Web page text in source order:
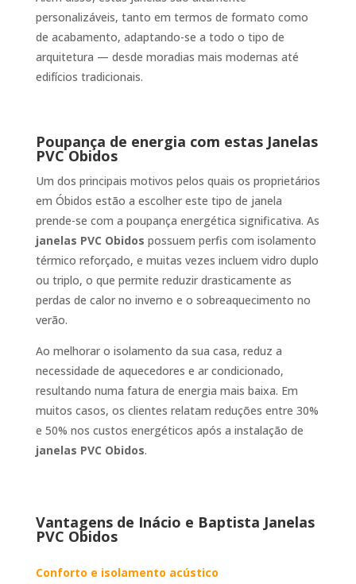
personalizáveis, tanto em termos de formato como
de acabamento, adaptando-se a todo o tipo de
arquitetura — desde moradias mais modernas até
edifícios tradicionais.
Poupança de energia com estas Janelas
PVC Obidos
Um dos principais motivos pelos quais os proprietários
em Óbidos estão a escolher este tipo de janela
prende-se com a poupança energética significativa. As
janelas PVC Obidos possuem perfis com isolamento
térmico reforçado, e muitas vezes incluem vidro duplo
ou triplo, o que permite reduzir drasticamente as
perdas de calor no inverno e o sobreaquecimento no
verão.
Ao melhorar o isolamento da sua casa, reduz a
necessidade de aquecedores e ar condicionado,
resultando numa fatura de energia mais baixa. Em
muitos casos, os clientes relatam reduções entre 30%
e 50% nos custos energéticos após a instalação de
janelas PVC Obidos.
Vantagens de Inácio e Baptista Janelas
PVC Obidos
Conforto e isolamento acústico